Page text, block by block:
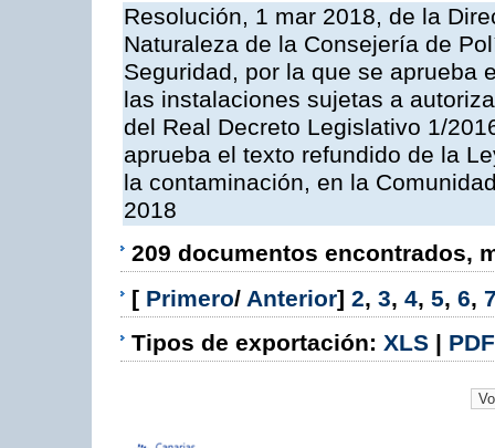
Resolución, 1 mar 2018, de la
Naturaleza de la Consejería de
Seguridad, por la que se aprueba
las instalaciones sujetas a
del Real Decreto Legislativo 1/
aprueba el texto refundido de la
la contaminación, en la
2018
209 documentos encontrados,
[ Primero/ Anterior] 2, 3, 4, 5, 6,
Tipos de exportación: XLS | PDF